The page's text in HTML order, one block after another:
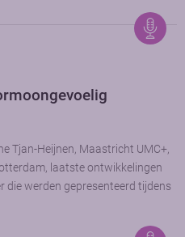
Tjan-Heijnen, Maastricht UMC+,
laatste ontwikkelingen
die werden gepresenteerd tijdens